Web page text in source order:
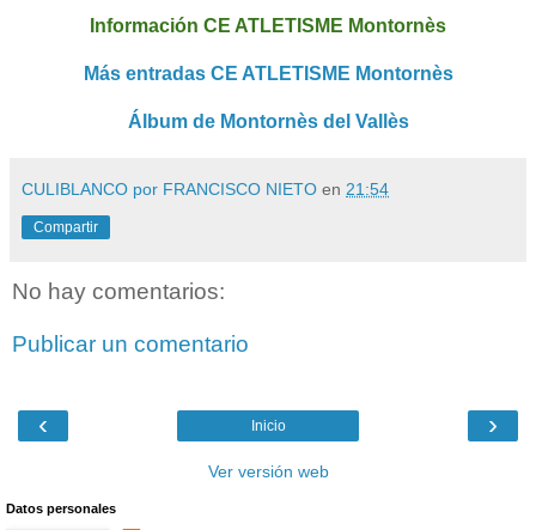
Información CE ATLETISME Montornès
Más entradas CE ATLETISME Montornès
Álbum de Montornès del Vallès
CULIBLANCO por FRANCISCO NIETO en 21:54
Compartir
No hay comentarios:
Publicar un comentario
‹ ›
Inicio
Ver versión web
Datos personales